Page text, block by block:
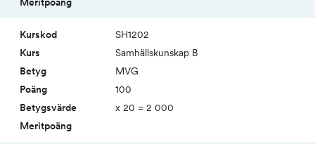
SH1202
Sam­hälls­kunskap B
MVG
100
x 20 = 2 000